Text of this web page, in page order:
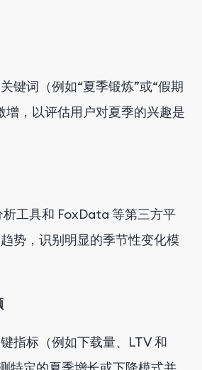
键词（例如“夏季锻炼”或“假期
增，以评估用户对夏季的兴趣是
工具和 FoxData 等第三方平
势，识别明显的季节性变化模
指标（例如下载量、LTV 和